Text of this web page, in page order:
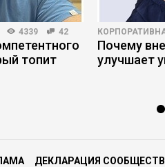
4339 42
топит
Почему
улучшает
ДЕКЛАРАЦИЯ